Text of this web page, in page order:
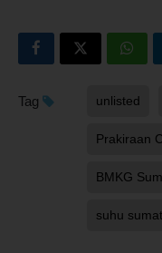
Tag unlisted
Prakiraan
BMKG
suhu